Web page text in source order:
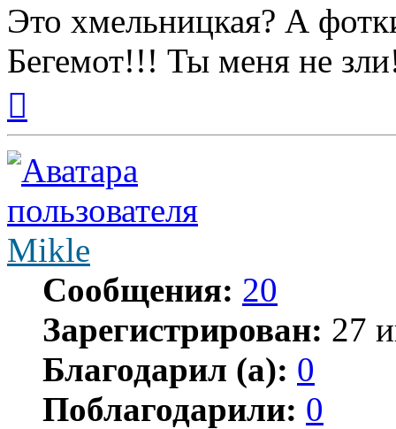
Это хмельницкая? А
Бегемот!!! Ты меня не
началу
Mikle
Сообщения: 20
Зарегистрирован: 27
Благодарил (а): 0
Поблагодарили: 0